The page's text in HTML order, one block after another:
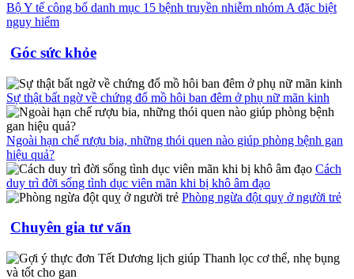
Bộ Y tế công bố danh mục 15 bệnh truyền nhiễm nhóm A đặc biệt
nguy hiểm
Góc sức khỏe
Sự thật bất ngờ về chứng đổ mồ hôi ban đêm ở phụ nữ mãn kinh
Ngoài hạn chế rượu bia, những thói quen nào giúp phòng bệnh gan
hiệu quả?
Cách
duy trì đời sống tình dục viên mãn khi bị khô âm đạo
Phòng ngừa đột quỵ ở người trẻ
Chuyên gia tư vấn